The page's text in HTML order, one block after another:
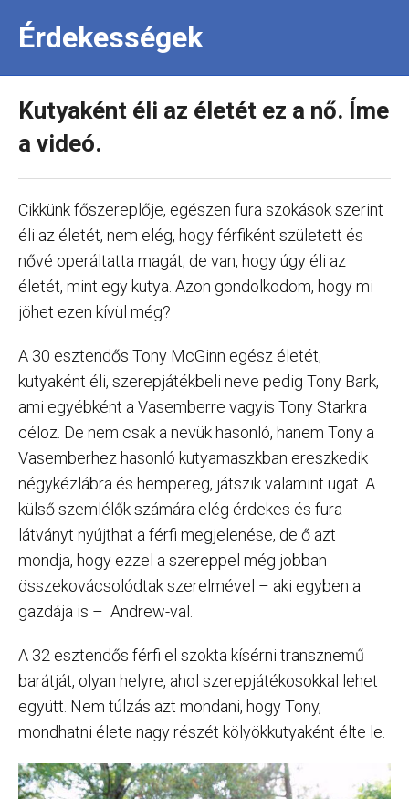
Érdekességek
Kutyaként éli az életét ez a nő. Íme
a videó.
Cikkünk főszereplője, egészen fura szokások szerint
éli az életét, nem elég, hogy férfiként született és
nővé operáltatta magát, de van, hogy úgy éli az
életét, mint egy kutya. Azon gondolkodom, hogy mi
jöhet ezen kívül még?
A 30 esztendős Tony McGinn egész életét,
kutyaként éli, szerepjátékbeli neve pedig Tony Bark,
ami egyébként a Vasemberre vagyis Tony Starkra
céloz. De nem csak a nevük hasonló, hanem Tony a
Vasemberhez hasonló kutyamaszkban ereszkedik
négykézlábra és hempereg, játszik valamint ugat. A
külső szemlélők számára elég érdekes és fura
látványt nyújthat a férfi megjelenése, de ő azt
mondja, hogy ezzel a szereppel még jobban
összekovácsolódtak szerelmével – aki egyben a
gazdája is – Andrew-val.
A 32 esztendős férfi el szokta kísérni transznemű
barátját, olyan helyre, ahol szerepjátékosokkal lehet
együtt. Nem túlzás azt mondani, hogy Tony,
mondhatni élete nagy részét kölyökkutyaként élte le.